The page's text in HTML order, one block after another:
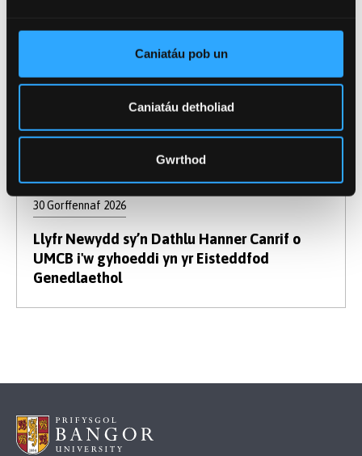
Caniatáu pob un
Caniatáu detholiad
Gwrthod
30 Gorffennaf 2026
Llyfr Newydd sy’n Dathlu Hanner Canrif o
UMCB i'w gyhoeddi yn yr Eisteddfod
Genedlaethol